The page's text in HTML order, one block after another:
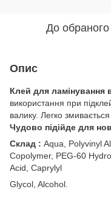
До обраного
Опис
Клей для ламінування
використання при
валику. Легко
Чудово підійде для
Склад : Aqua, Polyvinyl
Copolymer, PEG-60
Acid, Caprylyl
Glycol, Alcohol.